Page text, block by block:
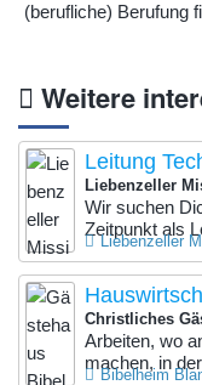
(berufliche) Berufung
Weitere
Leitung
Liebenzeller
Wir suchen
Zeitpunkt als
Liebenzeller
Christliches
Arbeiten, wo
machen, in
Bibelheim